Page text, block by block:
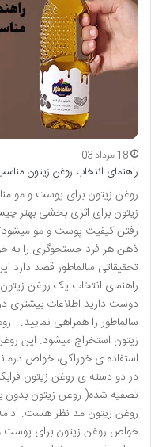
18 مرداد 03
راهنمای انتخاب روغن زیتون
روغن زیتون برای پوست و مو
زیتون برای اثری بخشی بهتر
رفتن کیفیت پوست و مو
ذهن هر فرد جستجوگری را به
تحقیقاتی سالماطور قصد دارد
راهنمای انتخاب یک روغن
دوست دارید اطلاعات بیشتری
سالماطور را همراهی نمایید.
زیتون استخراج میشود. این
استفاده ی خوراکی، خواص
در دو دسته ی روغن زیتون
تصفیه شده( روغن زیتون بدون
روغن زیتون مد نظر هست.
خواص روغن زیتون برای پوست